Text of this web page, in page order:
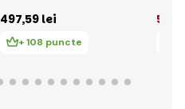
Race
497,59 lei
+ 108 puncte
526